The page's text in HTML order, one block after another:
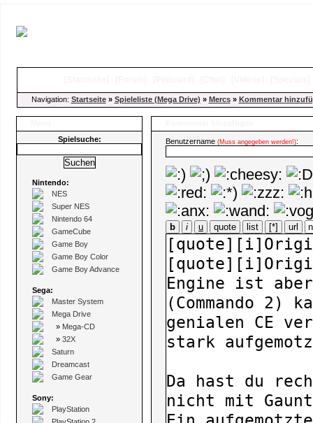
Navigation: Startseite» Spieleliste (Mega Drive) » Mercs» Kommentar
Spielsuche:
Nintendo:
NES
Super NES
Nintendo 64
GameCube
Game Boy
Game Boy Color
Game Boy Advance
Sega:
Master System
Mega Drive
» Mega-CD
» 32X
Saturn
Dreamcast
Game Gear
Sony:
PlayStation
Benutzername (Muss angegeben werden!):
b i u quote list [*] url